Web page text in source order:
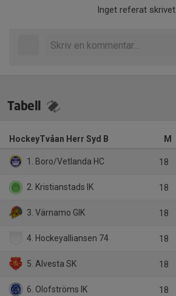
Inget referat skrivet
Tabell
HockeyTvåan Herr Syd B M
1. Boro/Vetlanda HC 18
2. Kristianstads IK 18
3. Värnamo GIK 18
4. Hockeyalliansen 74 18
5. Alvesta SK 18
6. Olofströms IK 18